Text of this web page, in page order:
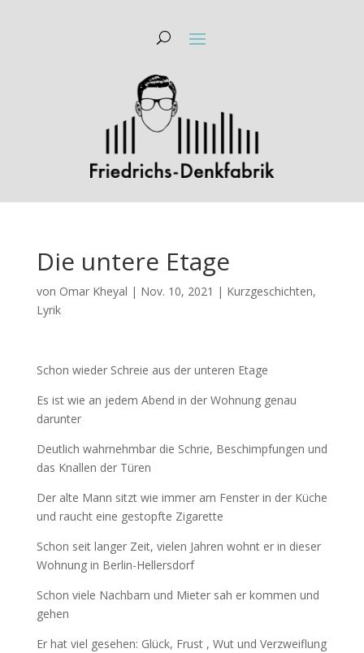
Die untere Etage
von Omar Kheyal | Nov. 10, 2021 | Kurzgeschichten,
Lyrik
Schon wieder Schreie aus der unteren Etage
Es ist wie an jedem Abend in der Wohnung genau
darunter
Deutlich wahrnehmbar die Schrie, Beschimpfungen und
das Knallen der Türen
Der alte Mann sitzt wie immer am Fenster in der Küche
und raucht eine gestopfte Zigarette
Schon seit langer Zeit, vielen Jahren wohnt er in dieser
Wohnung in Berlin-Hellersdorf
Schon viele Nachbarn und Mieter sah er kommen und
gehen
Er hat viel gesehen: Glück, Frust , Wut und Verzweiflung